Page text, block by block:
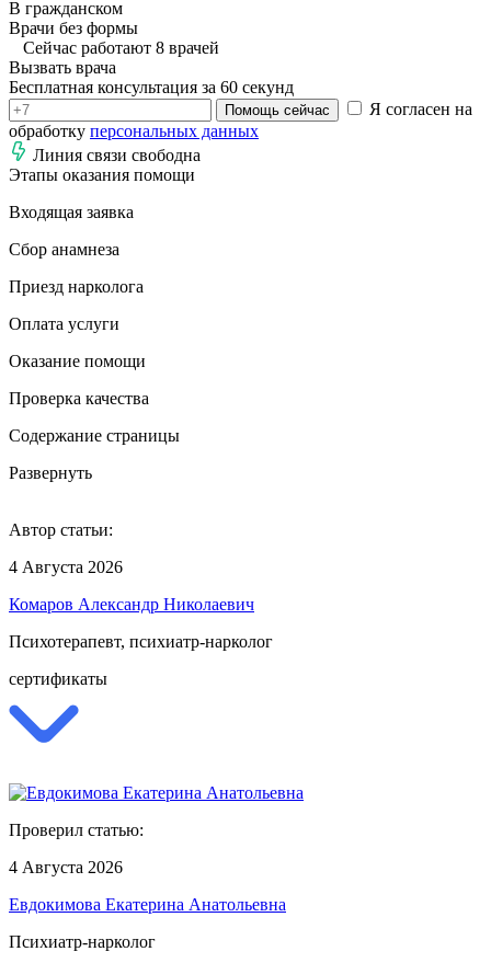
В гражданском
Врачи без формы
Сейчас работают 8 врачей
Вызвать врача
Бесплатная консультация за 60 секунд
Помощь сейчас
Я согласен на
обработку персональных данных
Линия связи свободна
Этапы оказания помощи
Входящая заявка
Сбор анамнеза
Приезд нарколога
Оплата услуги
Оказание помощи
Проверка качества
Содержание страницы
Развернуть
Автор статьи:
4 Августа 2026
Комаров Александр Николаевич
Психотерапевт, психиатр-нарколог
сертификаты
Проверил статью:
4 Августа 2026
Евдокимова Екатерина Анатольевна
Психиатр-нарколог